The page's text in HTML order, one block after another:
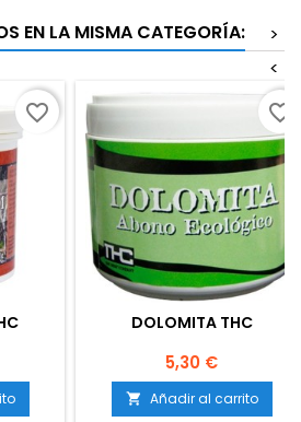
EN LA MISMA CATEGORÍA:
>
<
favorite_border
DOLOMITA THC
Precio
5,30 €
 Añadir al carrito
favorite_border